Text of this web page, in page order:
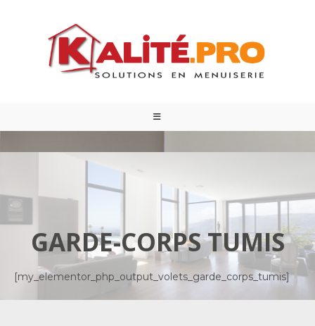
GARDE-CORPS TUMIS
[my_elementor_php_output_volets_garde_corps_tumis]